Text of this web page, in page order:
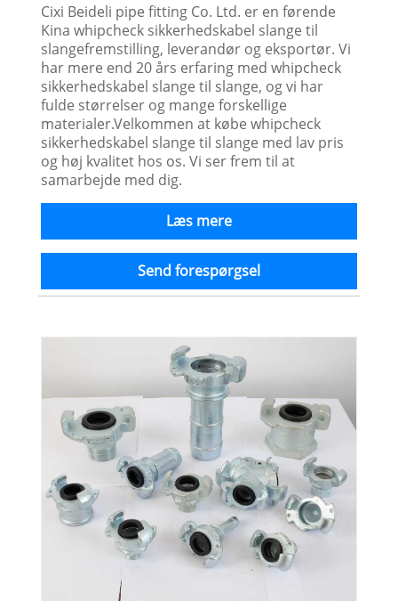
Cixi Beideli pipe fitting Co. Ltd. er en førende
Kina whipcheck sikkerhedskabel slange til
slangefremstilling, leverandør og eksportør. Vi
har mere end 20 års erfaring med whipcheck
sikkerhedskabel slange til slange, og vi har
fulde størrelser og mange forskellige
materialer.Velkommen at købe whipcheck
sikkerhedskabel slange til slange med lav pris
og høj kvalitet hos os. Vi ser frem til at
samarbejde med dig.
Læs mere
Send forespørgsel